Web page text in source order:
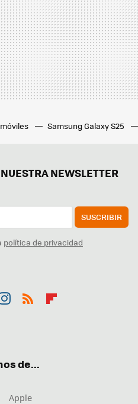
Samsung Galaxy S25
NEWSLETTER
SUSCRIBIR
política de privacidad
de...
Apple